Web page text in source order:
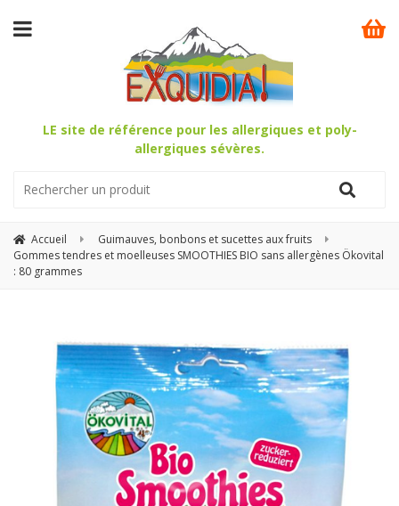
LE site de référence pour les allergiques et poly-
allergiques sévères.
Accueil
Guimauves, bonbons et sucettes aux fruits
Gommes tendres et moelleuses SMOOTHIES BIO sans allergènes Ökovital
: 80 grammes